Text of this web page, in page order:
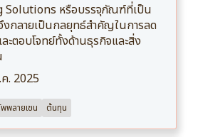
Solutions หรือบรรจุภัณฑ์ที่เป็น
กลายเป็นกลยุทธ์สำคัญในการลด
ตอบโจทย์ทั้งด้านธุรกิจและสิ่ง
. 2025
พลายเชน ต้นทุน